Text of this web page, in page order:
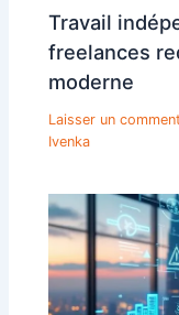
Travail
freelances
moderne
Laisser un
Ivenka